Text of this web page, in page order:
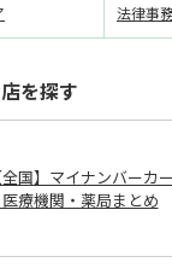
法律事
を探す
全国】マイナンバーカ
療機関・薬局まとめ